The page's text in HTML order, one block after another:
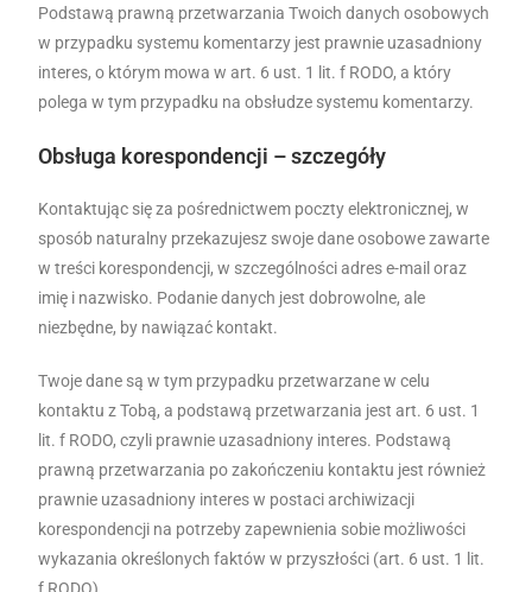
Podstawą prawną przetwarzania Twoich danych osobowych
w przypadku systemu komentarzy jest prawnie uzasadniony
interes, o którym mowa w art. 6 ust. 1 lit. f RODO, a który
polega w tym przypadku na obsłudze systemu komentarzy.
Obsługa korespondencji – szczegóły
Kontaktując się za pośrednictwem poczty elektronicznej, w
sposób naturalny przekazujesz swoje dane osobowe zawarte
w treści korespondencji, w szczególności adres e-mail oraz
imię i nazwisko. Podanie danych jest dobrowolne, ale
niezbędne, by nawiązać kontakt.
Twoje dane są w tym przypadku przetwarzane w celu
kontaktu z Tobą, a podstawą przetwarzania jest art. 6 ust. 1
lit. f RODO, czyli prawnie uzasadniony interes. Podstawą
prawną przetwarzania po zakończeniu kontaktu jest również
prawnie uzasadniony interes w postaci archiwizacji
korespondencji na potrzeby zapewnienia sobie możliwości
wykazania określonych faktów w przyszłości (art. 6 ust. 1 lit.